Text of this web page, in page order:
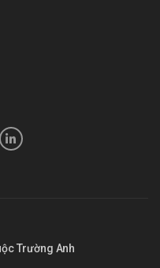
Trường Anh